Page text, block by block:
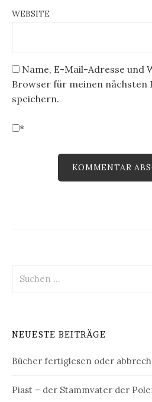
WEBSITE
Name, E-Mail-Adresse und
Browser für meinen nächsten
speichern.
*
nach:
NEUESTE BEITRÄGE
Bücher fertiglesen oder
Piast – der Stammvater der